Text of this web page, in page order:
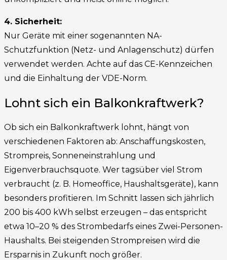
4. Sicherheit:
Nur Geräte mit einer sogenannten NA-
Schutzfunktion (Netz- und Anlagenschutz) dürfen
verwendet werden. Achte auf das CE-Kennzeichen
und die Einhaltung der VDE-Norm.
Lohnt sich ein Balkonkraftwerk?
Ob sich ein Balkonkraftwerk lohnt, hängt von
verschiedenen Faktoren ab: Anschaffungskosten,
Strompreis, Sonneneinstrahlung und
Eigenverbrauchsquote. Wer tagsüber viel Strom
verbraucht (z. B. Homeoffice, Haushaltsgeräte), kann
besonders profitieren. Im Schnitt lassen sich jährlich
200 bis 400 kWh selbst erzeugen – das entspricht
etwa 10–20 % des Strombedarfs eines Zwei-Personen-
Haushalts. Bei steigenden Strompreisen wird die
Ersparnis in Zukunft noch größer.